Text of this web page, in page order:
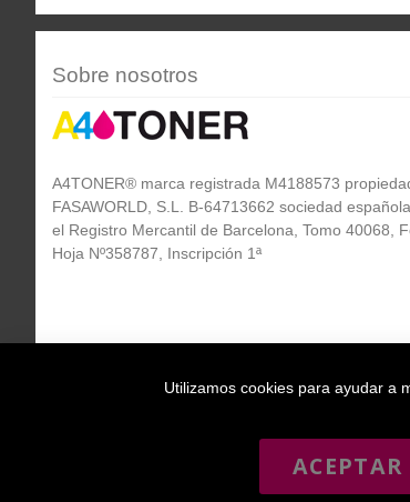
Sobre nosotros
A4TONER® marca registrada M4188573
FASAWORLD, S.L. B-64713662 sociedad
el Registro Mercantil de Barcelona, Tomo 40068,
Hoja Nº358787, Inscripción 1ª
Utilizamos cookies para ayudar a
ACEPTAR